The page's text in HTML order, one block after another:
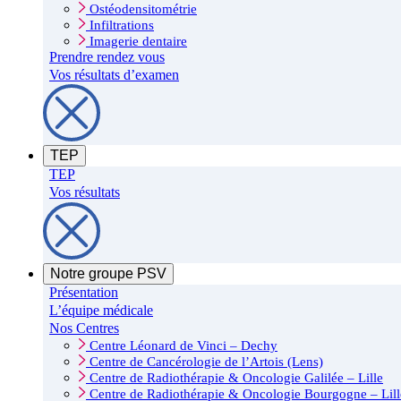
Ostéodensitométrie
Infiltrations
Imagerie dentaire
Prendre rendez vous
Vos résultats d’examen
TEP
TEP
Vos résultats
Notre groupe PSV
Présentation
L’équipe médicale
Nos Centres
Centre Léonard de Vinci – Dechy
Centre de Cancérologie de l’Artois (Lens)
Centre de Radiothérapie & Oncologie Galilée – Lille
Centre de Radiothérapie & Oncologie Bourgogne –